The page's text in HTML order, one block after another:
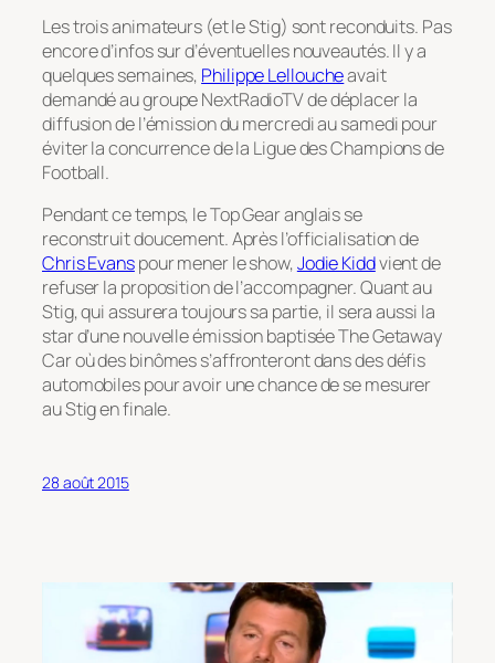
Les trois animateurs (et le Stig) sont reconduits. Pas
encore d’infos sur d’éventuelles nouveautés. Il y a
quelques semaines, Philippe Lelloucheavait
demandé au groupe NextRadioTV de déplacer la
diffusion de l’émission du mercredi au samedi pour
éviter la concurrence de la Ligue des Champions de
Football.
Pendant ce temps, le Top Gear anglais se
reconstruit doucement. Après l’officialisation de
Chris Evanspour mener le show,Jodie Kiddvient de
refuser la proposition de l’accompagner. Quant au
Stig, qui assurera toujours sa partie, il sera aussi la
star d’une nouvelle émission baptisée The Getaway
Car où des binômes s’affronteront dans des défis
automobiles pour avoir une chance de se mesurer
au Stig en finale.
28 août 2015